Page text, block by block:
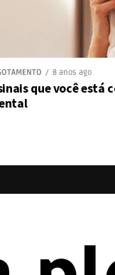
8 anos ago
que você está